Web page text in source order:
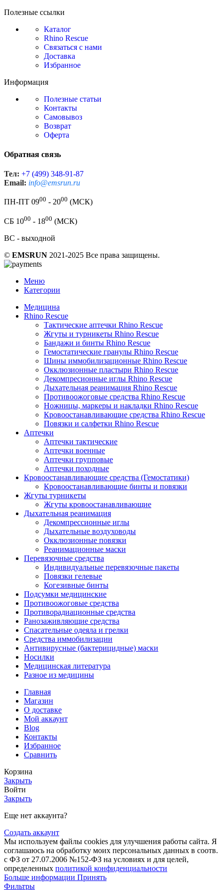
Полезные ссылки
Каталог
Rhino Rescue
Связаться с нами
Доставка
Избранное
Информация
Полезные статьи
Контакты
Самовывоз
Возврат
Оферта
Обратная связь
Тел: +7 (499) 348-91-87
Email: info@emsrun.ru
ПН-ПТ 0900 - 2000 (МСК)
СБ 1000 - 1800 (МСК)
ВС - выходной
© EMSRUN 2021-2025 Все права защищены.
Меню
Категории
Медицина
Rhino Rescue
Тактические аптечки Rhino Rescue
Жгуты и турникеты Rhino Rescue
Бандажи и бинты Rhino Rescue
Гемостатические гранулы Rhino Rescue
Шины иммобилизационные Rhino Rescue
Окклюзионные пластыри Rhino Rescue
Декомпресионные иглы Rhino Rescue
Дыхательная реанимация Rhino Rescue
Противоожоговые средства Rhino Rescue
Ножницы, маркеры и накладки Rhino Rescue
Кровоостанавливающие средства Rhino Rescue
Повязки и салфетки Rhino Rescue
Аптечки
Аптечки тактические
Аптечки военные
Аптечки групповые
Аптечки походные
Кровоостанавливающие средства (Гемостатики)
Кровоостанавливающие бинты и повязки
Жгуты турникеты
Жгуты кровоостанавливающие
Дыхательная реанимация
Декомпрессионные иглы
Дыхательные воздуховоды
Окклюзионные повязки
Реанимационные маски
Перевязочные средства
Индивидуальные перевязочные пакеты
Повязки гелевые
Когезивные бинты
Подсумки медицинские
Противоожоговые средства
Противорадиационные средства
Ранозаживляющие средства
Спасательные одеяла и грелки
Средства иммобилизации
Антивирусные (бактерицидные) маски
Носилки
Медицинская литература
Разное из медицины
Главная
Магазин
О доставке
Мой аккаунт
Blog
Контакты
Избранное
Сравнить
Корзина
Закрыть
Войти
Закрыть
Еще нет аккаунта?
Создать аккаунт
Мы используем файлы cookies для улучшения работы сайта. Я
соглашаюсь на обработку моих персональных данных в соотв.
с ФЗ от 27.07.2006 №152-ФЗ на условиях и для целей,
определенных политикой конфиденциальности
Больше информации Принять
Фильтры